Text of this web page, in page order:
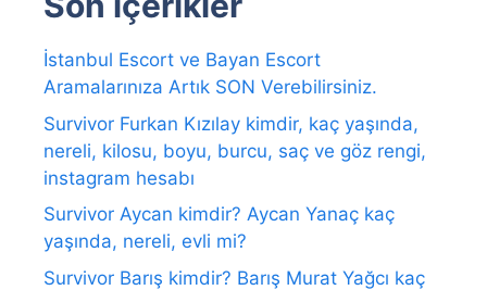
İstanbul Escort ve Bayan Escort
Aramalarınıza Artık SON Verebilirsiniz.
Survivor Furkan Kızılay kimdir, kaç yaşında,
nereli, kilosu, boyu, burcu, saç ve göz rengi,
instagram hesabı
Survivor Aycan kimdir? Aycan Yanaç kaç
yaşında, nereli, evli mi?
Survivor Barış kimdir? Barış Murat Yağcı kaç